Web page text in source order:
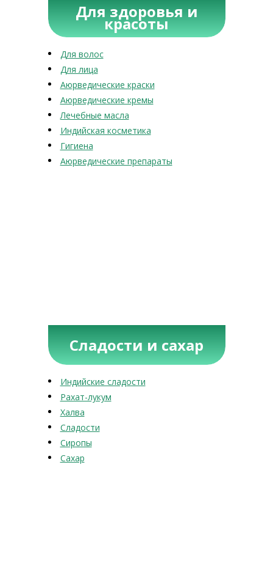
Для здоровья и
красоты
Для волос
Для лица
Аюрведические краски
Аюрведические кремы
Лечебные масла
Индийская косметика
Гигиена
Аюрведические препараты
Сладости и сахар
Индийские сладости
Рахат-лукум
Халва
Сладости
Сиропы
Сахар